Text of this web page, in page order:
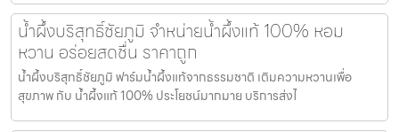
น้ำผึ้งบริสุทธิ์ชัยภูมิ จำหน่ายน้ำผึ้งแท้ 100% หอม
หวาน อร่อยสดชื่น ราคาถูก
น้ำผึ้งบริสุทธิ์ชัยภูมิ ฟาร์มน้ำผึ้งแท้จากธรรมชาติ เติมความหวานเพื่อ
สุขภาพ กับ น้ำผึ้งแท้ 100% ประโยชน์มากมาย บริการส่งไ